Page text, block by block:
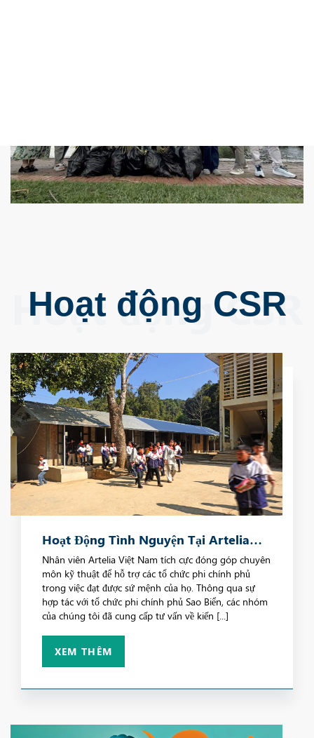
Hoạt động CSR
Hoạt Động Tình Nguyện Tại Artelia
Việt Nam
Nhân viên Artelia Việt Nam tích cực đóng góp chuyên
môn kỹ thuật để hỗ trợ các tổ chức phi chính phủ
trong việc đạt được sứ mệnh của họ. Thông qua sự
hợp tác với tổ chức phi chính phủ Sao Biển, các nhóm
của chúng tôi đã cung cấp tư vấn về kiến [...]
XEM THÊM